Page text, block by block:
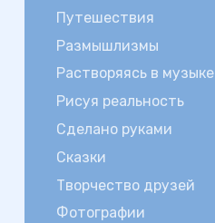
Путешествия
Размышлизмы
Растворяясь в музыке
Рисуя реальность
Сделано руками
Сказки
Творчество друзей
Фотографии